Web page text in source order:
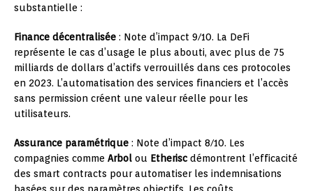
substantielle :
Finance décentralisée : Note d’impact 9/10. La DeFi
représente le cas d’usage le plus abouti, avec plus de 75
milliards de dollars d’actifs verrouillés dans ces protocoles
en 2023. L’automatisation des services financiers et l’accès
sans permission créent une valeur réelle pour les
utilisateurs.
Assurance paramétrique : Note d’impact 8/10. Les
compagnies comme Arbol ou Etheriscdémontrent l’efficacité
des smart contracts pour automatiser les indemnisations